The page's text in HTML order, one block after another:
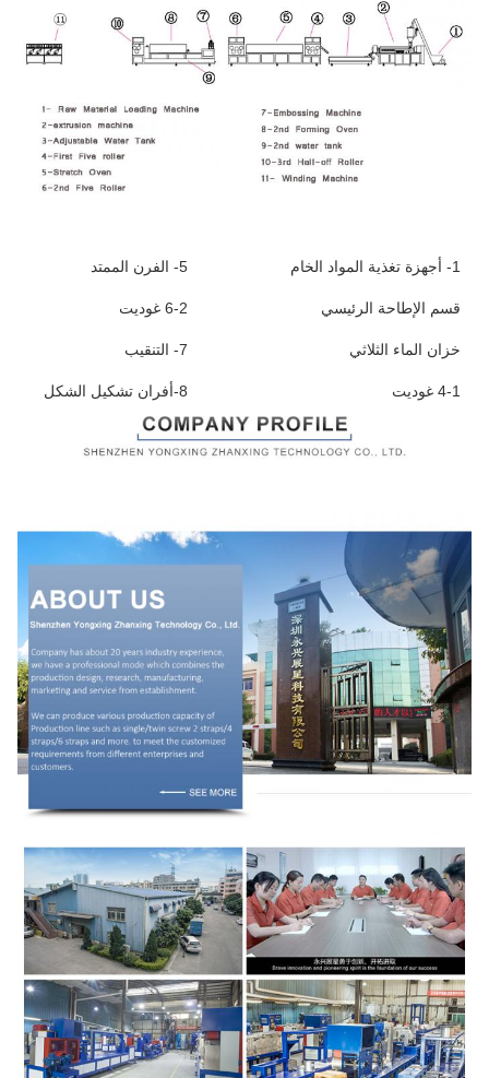
1- أجهزة تغذية المواد الخام 5- الفرن الممتد
قسم الإطاحة الرئيسي 6-2 غوديت
خزان الماء الثلاثي 7- التنقيب
4-1 غوديت 8-أفران تشكيل الشكل